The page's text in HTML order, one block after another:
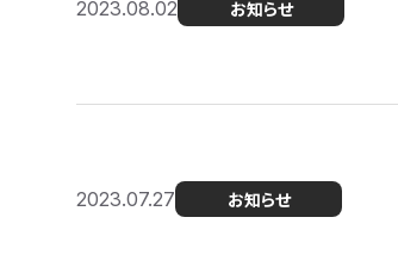
2023.08.02 お知らせ
2023.07.27 お知らせ